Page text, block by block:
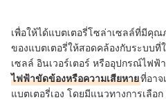
เพื่อให้ได้แบตเตอรี่โซล่าเซลล์ที่มีคุ
ของแบตเตอรี่ให้สอดคล้องกับระบบที่
เซลล์ อินเวอร์เตอร์ หรืออุปกรณ์ไฟฟ้
ไฟฟ้าขัดข้องหรือความเสียหายที่อา
แบตเตอรี่เอง โดยมีแนวทางการเลือ